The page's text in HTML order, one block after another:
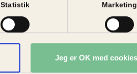
Statistik Marketing
Jeg er OK med cookies